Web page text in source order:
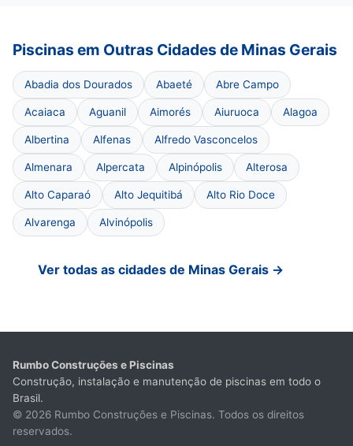
Piscinas em Outras Cidades de Minas Gerais
Abadia dos Dourados Abaeté Abre Campo
Acaiaca Aguanil Aimorés Aiuruoca Alagoa
Albertina Alfenas Alfredo Vasconcelos
Almenara Alpercata Alpinópolis Alterosa
Alto Caparaó Alto Jequitibá Alto Rio Doce
Alvarenga Alvinópolis
Ver todas as cidades de Minas Gerais →
Rumbo Construções e Piscinas
Construção, instalação e manutenção de piscinas em todo o
Brasil.
© 2026 Rumbo Construções e Piscinas. Todos os direitos
reservados.